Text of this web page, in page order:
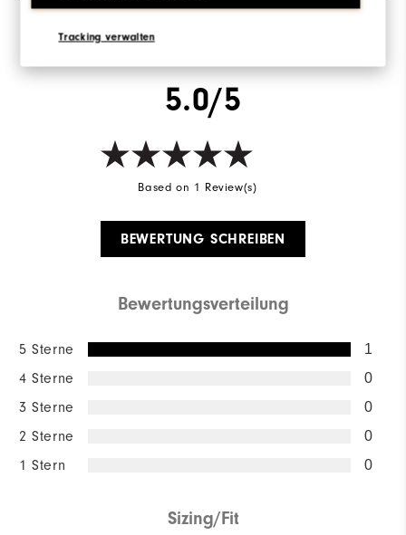
Tracking verwalten
Overall Rating
5.0/5
Based on 1 Review(s)
BEWERTUNG SCHREIBEN
Bewertungsverteilung
5 Sterne 1
4 Sterne 0
3 Sterne 0
2 Sterne 0
1 Stern 0
Sizing/Fit